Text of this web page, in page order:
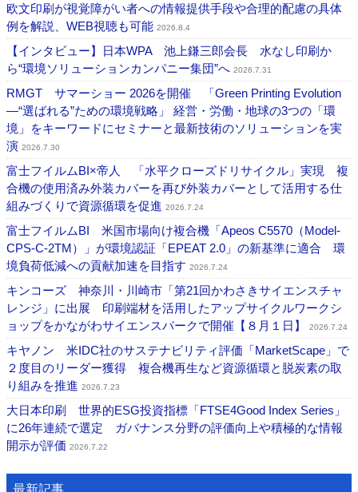
欧文印刷が視覚障がい者への情報提供手段や合理的配慮の具体
例を解説、WEB視聴も可能 2026.8.4
【インタビュー】日本WPA 池上鎌三郎会長 水なし印刷か
ら“環境ソリューションカンパニー集団”へ 2026.7.31
RMGT サマーショー 2026を開催 「Green Printing Evolution
―“選ばれる”ための環境戦略」 経営・労働・地球の3つの「環
境」をキーワードにセミナーと最新技術のソリューションを実
演 2026.7.30
富士フイルムBI×帝人 「水平クローズドリサイクル」実現 複
合機の使用済み外装カバーを再び外装カバーとして活用する仕
組みづくりで資源循環を促進 2026.7.24
富士フイルムBI 米国市場向け複合機「Apeos C5570（Model-
CPS-C-2TM）」が環境認証「EPEAT 2.0」の新基準に適合 環
境負荷低減への貢献加速を目指す 2026.7.24
キンコーズ 神奈川・川崎市「第21回かわさきサイエンスチャ
レンジ」に出展 印刷端材を活用したアップサイクルワークシ
ョップをかながわサイエンスパークで開催【８月１日】
2026.7.24
キヤノン 米IDC社のサステナビリティ評価「MarketScape」で
２度目のリーダー獲得 複合機再生など資源循環と脱炭素の取
り組みを推進 2026.7.23
大日本印刷 世界的ESG投資指標「FTSE4Good Index Series」
に26年連続で選定 ガバナンス分野の評価向上や積極的な情報
開示が評価 2026.7.22
最新記事